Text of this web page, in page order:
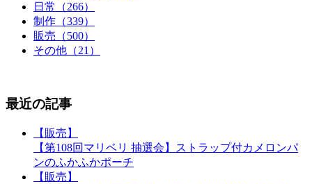
日常（266）
制作（339）
販売（500）
その他（21）
最近の記事
【販売】
【第108回マリベリ 抽選会】ストラップ付カメロンパ
ンのふかふかポーチ
【販売】